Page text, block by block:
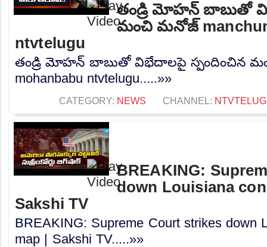
తండ్రి మోహన్ బాబుతో
మంచి మనోజ్
ntvtelugu
తండ్రి మోహన్ బాబుతో విభేదాలపై స్పందించిన
mohanbabu ntvtelugu.....»»
CATEGORY: NEWS CHANNEL:
BREAKING:
down Louisiana
Sakshi TV
BREAKING: Supreme Court strikes down
map | Sakshi TV.....»»